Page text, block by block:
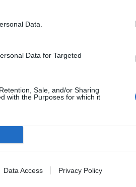
Data.
Data for Targeted
Sale, and/or Sharing
with the Purposes for which it
Data Access Privacy Policy